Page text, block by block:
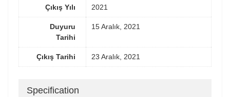
Çıkış Yılı 2021
Duyuru
Tarihi
15 Aralık, 2021
Çıkış Tarihi 23 Aralık, 2021
Specification